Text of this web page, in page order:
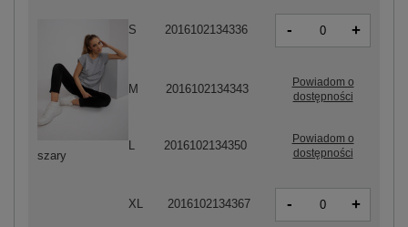
szary
S 2016102134336 - +
M 2016102134343
Powiadom o
dostępności
2016102134350
Powiadom o
dostępności
XL 2016102134367 - +